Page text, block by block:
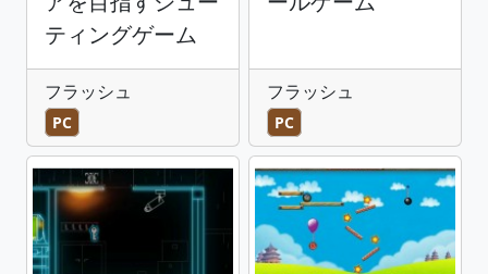
ティングゲーム
フラッシュ
PC
フラッシュ
PC